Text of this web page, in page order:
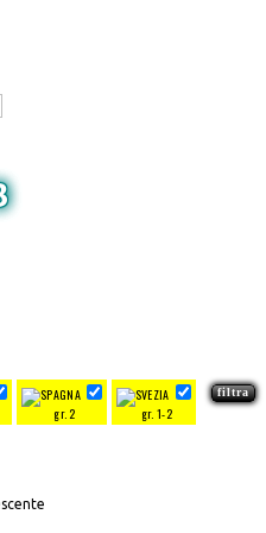
gr. 2 gr. 1-2